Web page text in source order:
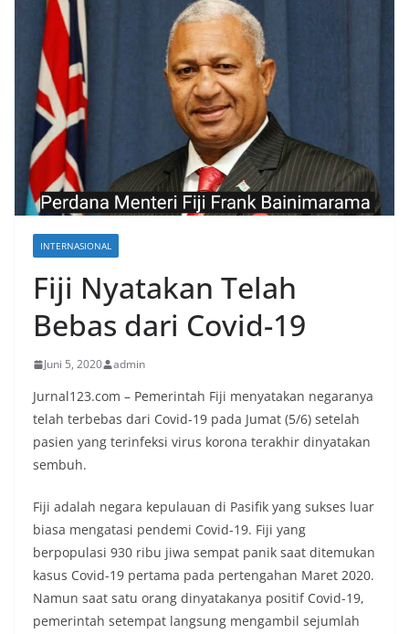
INTERNASIONAL
Fiji Nyatakan Telah
Bebas dari Covid-19
Juni 5, 2020 admin
Jurnal123.com – Pemerintah Fiji menyatakan negaranya
telah terbebas dari Covid-19 pada Jumat (5/6) setelah
pasien yang terinfeksi virus korona terakhir dinyatakan
sembuh.
Fiji adalah negara kepulauan di Pasifik yang sukses luar
biasa mengatasi pendemi Covid-19. Fiji yang
berpopulasi 930 ribu jiwa sempat panik saat ditemukan
kasus Covid-19 pertama pada pertengahan Maret 2020.
Namun saat satu orang dinyatakanya positif Covid-19,
pemerintah setempat langsung mengambil sejumlah